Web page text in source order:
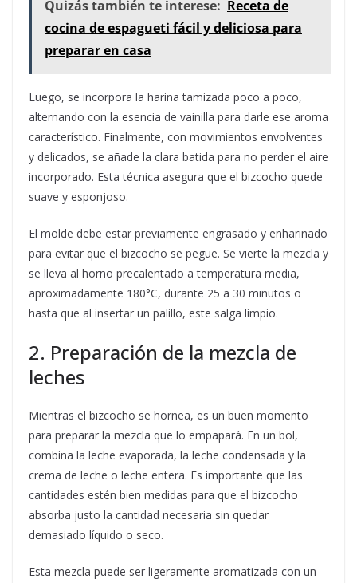
Quizás también te interese: Receta de
cocina de espagueti fácil y deliciosa para
preparar en casa
Luego, se incorpora la harina tamizada poco a poco,
alternando con la esencia de vainilla para darle ese aroma
característico. Finalmente, con movimientos envolventes
y delicados, se añade la clara batida para no perder el aire
incorporado. Esta técnica asegura que el bizcocho quede
suave y esponjoso.
El molde debe estar previamente engrasado y enharinado
para evitar que el bizcocho se pegue. Se vierte la mezcla y
se lleva al horno precalentado a temperatura media,
aproximadamente 180°C, durante 25 a 30 minutos o
hasta que al insertar un palillo, este salga limpio.
2. Preparación de la mezcla de
leches
Mientras el bizcocho se hornea, es un buen momento
para preparar la mezcla que lo empapará. En un bol,
combina la leche evaporada, la leche condensada y la
crema de leche o leche entera. Es importante que las
cantidades estén bien medidas para que el bizcocho
absorba justo la cantidad necesaria sin quedar
demasiado líquido o seco.
Esta mezcla puede ser ligeramente aromatizada con un